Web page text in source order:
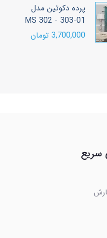
پرده دکوتین مدل
MS 302 - 303-01
3,700,000 تومان
سریع